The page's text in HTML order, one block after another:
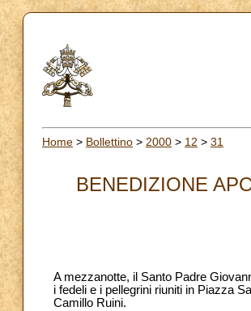
Home > Bollettino > 2000 > 12 > 31
BENEDIZIONE
A mezzanotte, il Santo Padre
i fedeli e i pellegrini riuniti in Piazza
Camillo Ruini.